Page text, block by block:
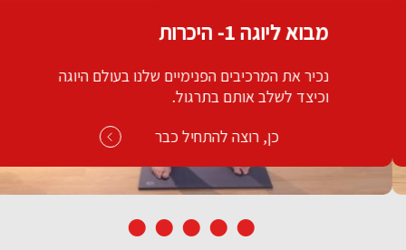
מבוא ליוגה 1- היכרות
נכיר את המרכיבים הפנימיים שלנו בעולם היוגה
וכיצד לשלב אותם בתרגול.
כן, רוצה להתחיל כבר